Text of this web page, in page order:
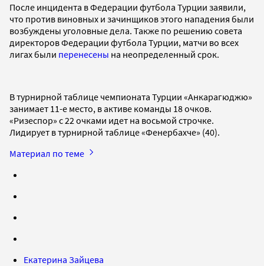
После инцидента в Федерации футбола Турции заявили,
что против виновных и зачинщиков этого нападения были
возбуждены уголовные дела. Также по решению совета
директоров Федерации футбола Турции, матчи во всех
лигах были перенесены на неопределенный срок.
В турнирной таблице чемпионата Турции «Анкарагюджю»
занимает 11-е место, в активе команды 18 очков.
«Ризеспор» с 22 очками идет на восьмой строчке.
Лидирует в турнирной таблице «Фенербахче» (40).
Материал по теме
Екатерина Зайцева